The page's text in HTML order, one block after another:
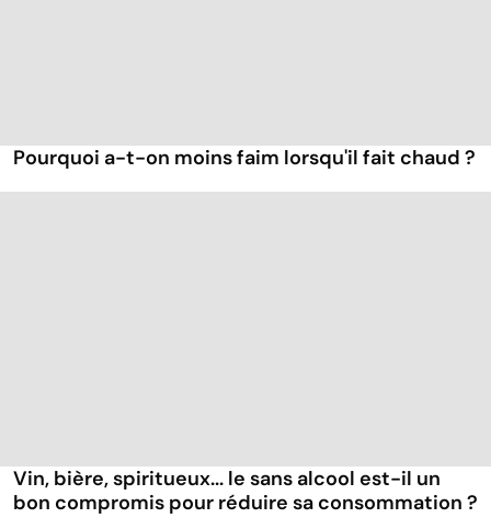
Pourquoi a-t-on moins faim lorsqu'il fait chaud ?
Vin, bière, spiritueux... le sans alcool est-il un
bon compromis pour réduire sa consommation ?